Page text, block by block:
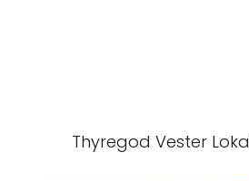
Thyregod Vester